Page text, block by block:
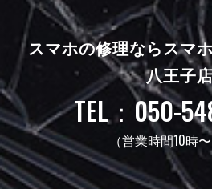
スマホの修理ならスマ
八王子店
TEL：050-
（営業時間10時